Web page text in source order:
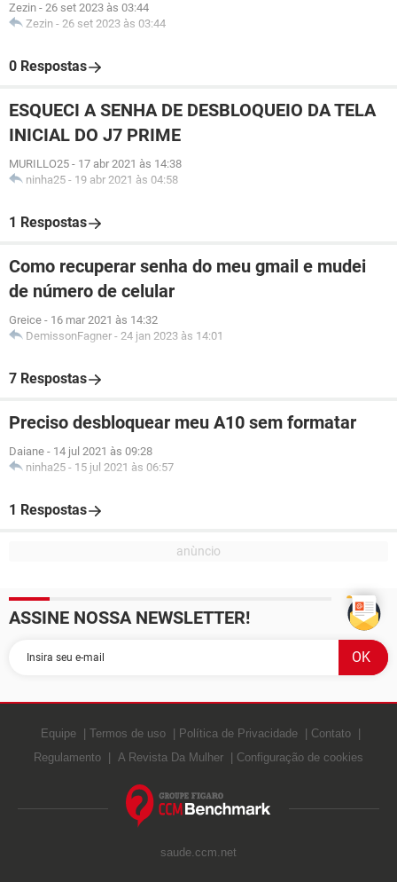
Zezin - 26 set 2023 às 03:44
Zezin - 26 set 2023 às 03:44
0 Respostas
ESQUECI A SENHA DE DESBLOQUEIO DA TELA
INICIAL DO J7 PRIME
MURILLO25 - 17 abr 2021 às 14:38
ninha25 - 19 abr 2021 às 04:58
1 Respostas
Como recuperar senha do meu gmail e mudei
de número de celular
Greice - 16 mar 2021 às 14:32
DemissonFagner - 24 jan 2023 às 14:01
7 Respostas
Preciso desbloquear meu A10 sem formatar
Daiane - 14 jul 2021 às 09:28
ninha25 - 15 jul 2021 às 06:57
1 Respostas
ASSINE NOSSA NEWSLETTER!
Equipe Termos de uso Política de Privacidade
Contato
Regulamento
A Revista Da Mulher Configuração de cookies
saude.ccm.net